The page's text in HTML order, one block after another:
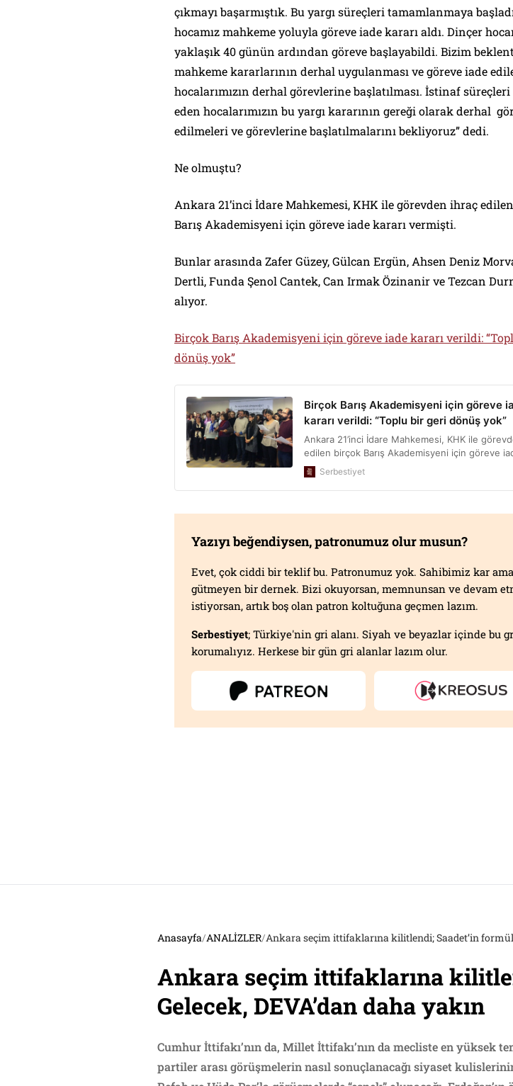
çıkmayı başarmıştık. Bu yargı süreçleri tamamlanmaya
hocamız mahkeme yoluyla göreve iade kararı aldı. Dinçer
yaklaşık 40 günün ardından göreve başlayabildi. Bizim
mahkeme kararlarının derhal uygulanması ve göreve iade
hocalarımızın derhal görevlerine başlatılması. İstinaf
eden hocalarımızın bu yargı kararının gereği olarak derhal
edilmeleri ve görevlerine başlatılmalarını bekliyoruz” dedi.
Ne olmuştu?
Ankara 21’inci İdare Mahkemesi, KHK ile görevden ihraç
Barış Akademisyeni için göreve iade kararı vermişti.
Bunlar arasında Zafer Güzey, Gülcan Ergün, Ahsen Deniz
Dertli, Funda Şenol Cantek, Can Irmak Özinanir ve Tezcan
alıyor.
Birçok Barış Akademisyeni için göreve iade kararı verildi:
dönüş yok”
Yazıyı beğendiysen, patronumuz olur musun?
Evet, çok ciddi bir teklif bu. Patronumuz yok. Sahibimiz kar
gütmeyen bir dernek. Bizi okuyorsan, memnunsan ve devam
istiyorsan, artık boş olan patron koltuğuna geçmen lazım.
Serbestiyet; Türkiye'nin gri alanı. Siyah ve beyazlar içinde bu
korumalıyız. Herkese bir gün gri alanlar lazım olur.
Anasayfa/ANALİZLER/Ankara seçim ittifaklarına kilitlendi; Saadet’in
Ankara seçim ittifaklarına
Gelecek, DEVA’dan daha yakın
Cumhur İttifakı’nın da, Millet İttifakı’nın da mecliste en yüksek
partiler arası görüşmelerin nasıl sonuçlanacağı siyaset